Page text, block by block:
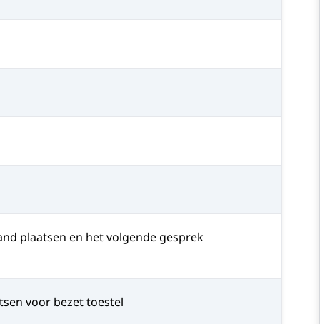
plaatsen en het volgende gesprek
voor bezet toestel